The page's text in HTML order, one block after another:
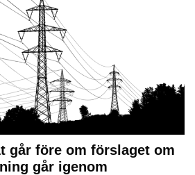
går före om förslaget om
går igenom